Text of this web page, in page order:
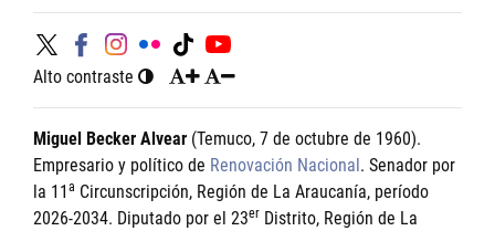
Alto contraste
Miguel Becker Alvear (Temuco, 7 de octubre de 1960).
Empresario y político de Renovación Nacional . Senador por
la 11 a Circunscripción, Región de La Araucanía, período
2026-2034. Diputado por el 23er Distrito, Región de La